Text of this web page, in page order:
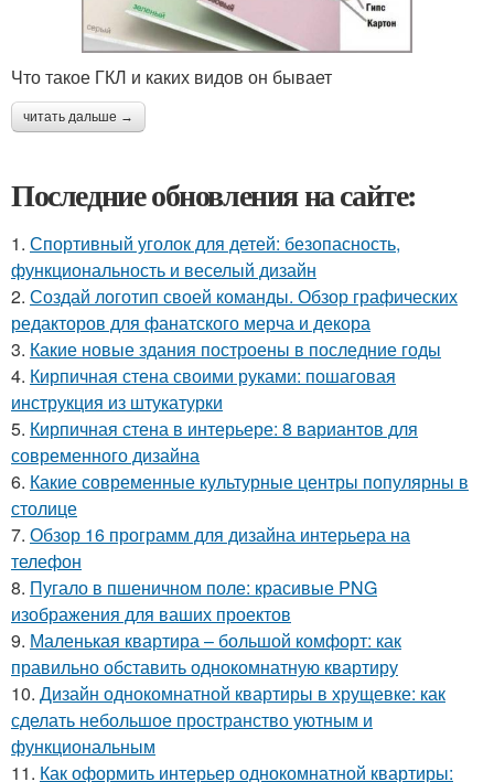
Что такое ГКЛ и каких видов он бывает
читать дальше →
Последние обновления на сайте:
1. Спортивный уголок для детей: безопасность,
функциональность и веселый дизайн
2. Создай логотип своей команды. Обзор графических
редакторов для фанатского мерча и декора
3. Какие новые здания построены в последние годы
4. Кирпичная стена своими руками: пошаговая
инструкция из штукатурки
5. Кирпичная стена в интерьере: 8 вариантов для
современного дизайна
6. Какие современные культурные центры популярны в
столице
7. Обзор 16 программ для дизайна интерьера на
телефон
8. Пугало в пшеничном поле: красивые PNG
изображения для ваших проектов
9. Маленькая квартира – большой комфорт: как
правильно обставить однокомнатную квартиру
10. Дизайн однокомнатной квартиры в хрущевке: как
сделать небольшое пространство уютным и
функциональным
11. Как оформить интерьер однокомнатной квартиры: